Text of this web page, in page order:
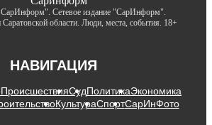
Сетевое издание "СарИнформ".
области. Люди, места, события. 18+
НАВИГАЦИЯ
ПроисшествияСудПолитикаЭкономика
КультураСпортСарИнФото